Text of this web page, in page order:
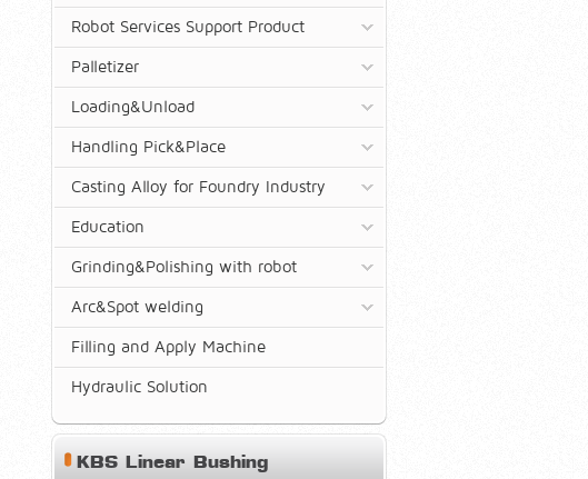
Robot Services Support Product
Palletizer
Loading&Unload
Handling Pick&Place
Casting Alloy for Foundry Industry
Education
Grinding&Polishing with robot
Arc&Spot welding
Filling and Apply Machine
Hydraulic Solution
KBS Linear Bushing